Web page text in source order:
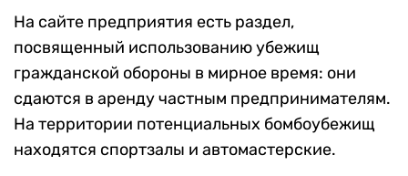
На сайте предприятия есть раздел,
посвященный использованию убежищ
гражданской обороны в мирное время: они
сдаются в аренду частным предпринимателям.
На территории потенциальных бомбоубежищ
находятся спортзалы и автомастерские.